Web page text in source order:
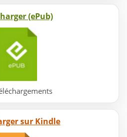
(ePub)
sur Kindle